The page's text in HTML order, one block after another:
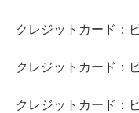
クレジットカード：
クレジットカード：
クレジットカード：